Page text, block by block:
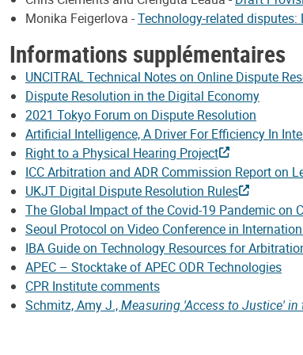
Monika Feigerlova -Technology-related
Informations supplémentaires
UNCITRAL Technical Notes on Online Dispute
Dispute Resolution in the Digital Economy
2021 Tokyo Forum on Dispute Resolution
Artificial Intelligence, A Driver For Efficiency In
Right to a Physical Hearing Project
ICC Arbitration and ADR Commission Report on
UKJT Digital Dispute Resolution Rules
The Global Impact of the Covid-19 Pandemic on
Seoul Protocol on Video Conference in
IBA Guide on Technology Resources for
APEC – Stocktake of APEC ODR Technologies
CPR Institute comments
Schmitz, Amy J.,Measuring 'Access to Justice' in